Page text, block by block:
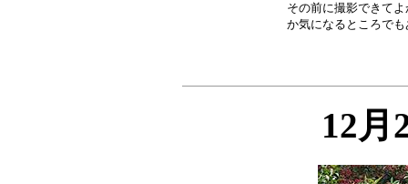
その前に撮影できて
12月